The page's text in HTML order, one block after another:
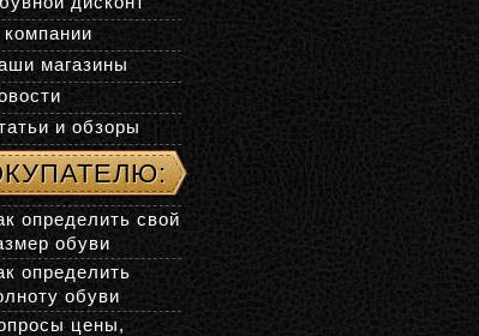
магазины
и обзоры
определить свой
обуви
определить
обуви
цены,